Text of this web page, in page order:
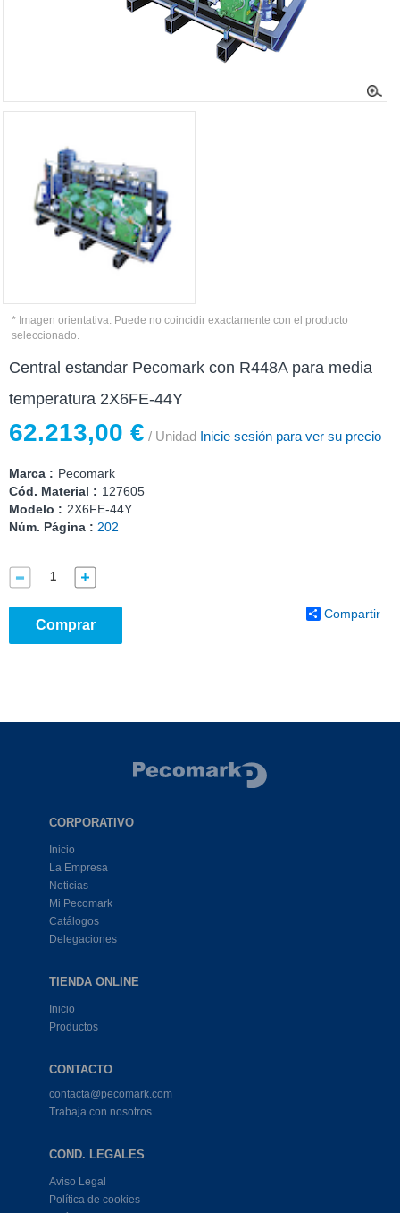
* Imagen orientativa. Puede no coincidir exactamente con el producto
seleccionado.
Central estandar Pecomark con R448A para media
temperatura 2X6FE-44Y
62.213,00 € / Unidad Inicie sesión para ver su precio
Marca : Pecomark
Cód. Material : 127605
Modelo : 2X6FE-44Y
Núm. Página : 202
Comprar
Compartir
CORPORATIVO
Inicio
La Empresa
Noticias
Mi Pecomark
Catálogos
Delegaciones
TIENDA ONLINE
Inicio
Productos
CONTACTO
contacta@pecomark.com
Trabaja con nosotros
COND. LEGALES
Aviso Legal
Política de cookies